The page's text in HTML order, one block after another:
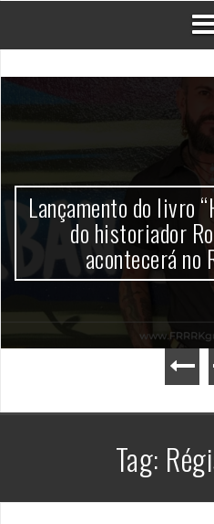
Lançamento do livro
do historiador
acontecerá no
Tag: